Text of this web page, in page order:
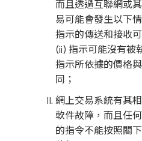
而且透過互聯網或
易可能會發生以下
指示的傳送和接收
(ii) 指示可能沒有被
指示所依據的價格
同；
網上交易系統有其
軟件故障，而且任
的指令不能按照閣